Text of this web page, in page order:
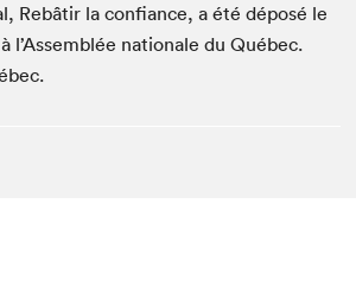
Rebâtir la confiance, a été déposé le
l’Assemblée nationale du Québec.